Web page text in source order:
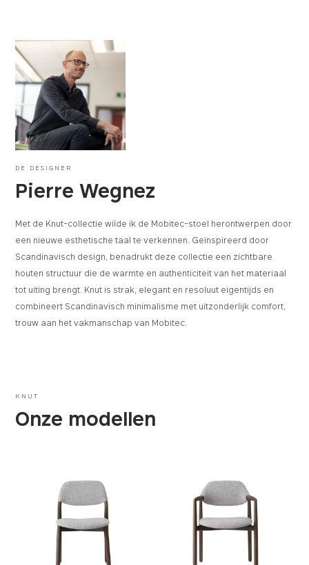
DE DESIGNER
Pierre Wegnez
Met de Knut-collectie wilde ik de Mobitec-stoel herontwerpen door
een nieuwe esthetische taal te verkennen. Geïnspireerd door
Scandinavisch design, benadrukt deze collectie een zichtbare
houten structuur die de warmte en authenticiteit van het materiaal
tot uiting brengt. Knut is strak, elegant en resoluut eigentijds en
combineert Scandinavisch minimalisme met uitzonderlijk comfort,
trouw aan het vakmanschap van Mobitec.
KNUT
Onze modellen